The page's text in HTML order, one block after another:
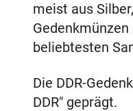
meist aus
beliebtesten
Die DDR-
DDR" geprägt.